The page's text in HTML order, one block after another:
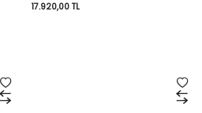
17.920,00 TL